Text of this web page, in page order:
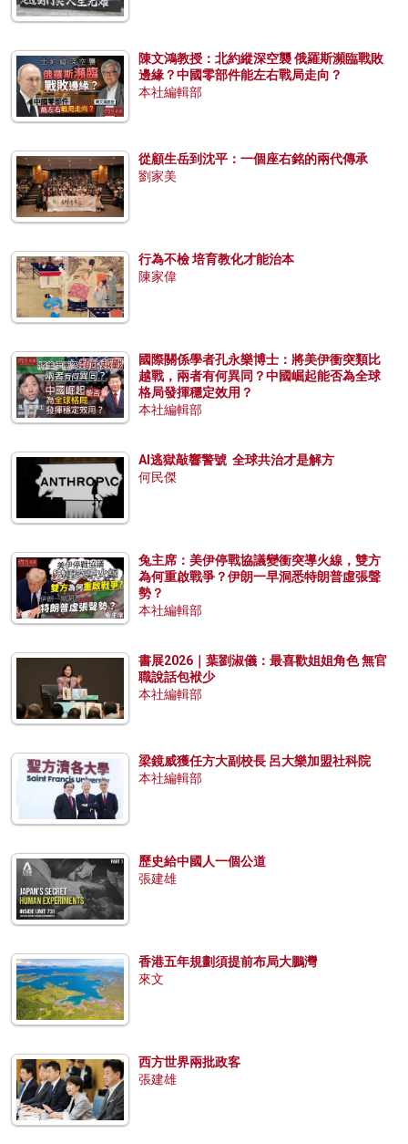
陳文鴻教授：北約縱深空襲 俄羅斯瀕臨戰敗
邊緣？中國零部件能左右戰局走向？
本社編輯部
從顧生岳到沈平：一個座右銘的兩代傳承
劉家美
行為不檢 培育教化才能治本
陳家偉
國際關係學者孔永樂博士：將美伊衝突類比
越戰，兩者有何異同？中國崛起能否為全球
格局發揮穩定效用？
本社編輯部
AI逃獄敲響警號 全球共治才是解方
何民傑
兔主席：美伊停戰協議變衝突導火線，雙方
為何重啟戰爭？伊朗一早洞悉特朗普虛張聲
勢？
本社編輯部
書展2026｜葉劉淑儀：最喜歡姐姐角色 無官
職說話包袱少
本社編輯部
梁鏡威獲任方大副校長 呂大樂加盟社科院
本社編輯部
歷史給中國人一個公道
張建雄
香港五年規劃須提前布局大鵬灣
來文
西方世界兩批政客
張建雄